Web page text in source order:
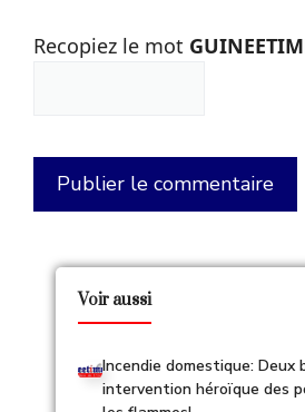
Recopiez le mot
Voir aussi
Incendie domestique: Deux
intervention héroïque des